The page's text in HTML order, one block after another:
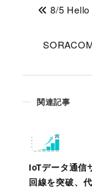
関連記事
IoTデータ通信
回線を突破、
8/5